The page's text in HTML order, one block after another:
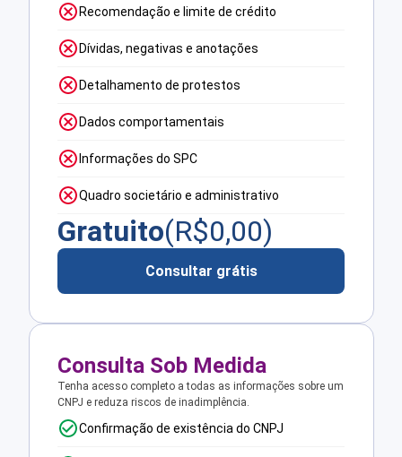
Recomendação e limite de crédito
Dívidas, negativas e anotações
Detalhamento de protestos
Dados comportamentais
Informações do SPC
Quadro societário e administrativo
Gratuito(R$0,00)
Consultar grátis
Consulta Sob Medida
Tenha acesso completo a todas as informações sobre um
CNPJ e reduza riscos de inadimplência.
Confirmação de existência do CNPJ